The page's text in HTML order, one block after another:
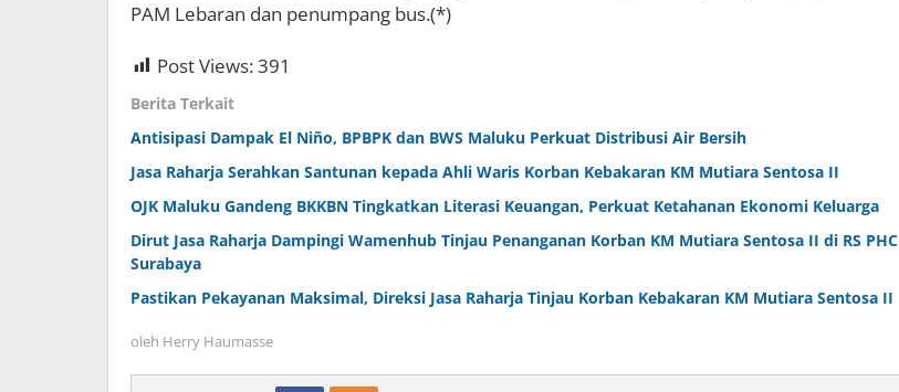
PAM Lebaran dan penumpang bus.(*)
Post Views:391
Berita Terkait
Antisipasi Dampak El Niño, BPBPK dan BWS Maluku Perkuat Distribusi Air Bersih
Jasa Raharja Serahkan Santunan kepada Ahli Waris Korban Kebakaran KM Mutiara Sentosa II
OJK Maluku Gandeng BKKBN Tingkatkan Literasi Keuangan, Perkuat Ketahanan Ekonomi Keluarga
Dirut Jasa Raharja Dampingi Wamenhub Tinjau Penanganan Korban KM Mutiara Sentosa II di RS PHC
Surabaya
Pastikan Pekayanan Maksimal, Direksi Jasa Raharja Tinjau Korban Kebakaran KM Mutiara Sentosa II
oleh Herry Haumasse